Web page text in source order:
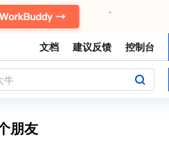
文档 建议反馈 控制台
牛
朋友